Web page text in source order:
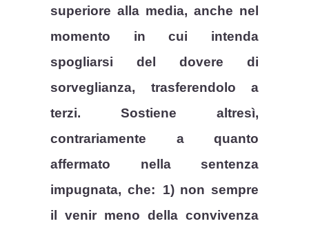
superiore alla media, anche nel
momento in cui intenda
spogliarsi del dovere di
sorveglianza, trasferendolo a
terzi. Sostiene altresì,
contrariamente a quanto
affermato nella sentenza
impugnata, che:
1) non sempre
il venir meno della convivenza